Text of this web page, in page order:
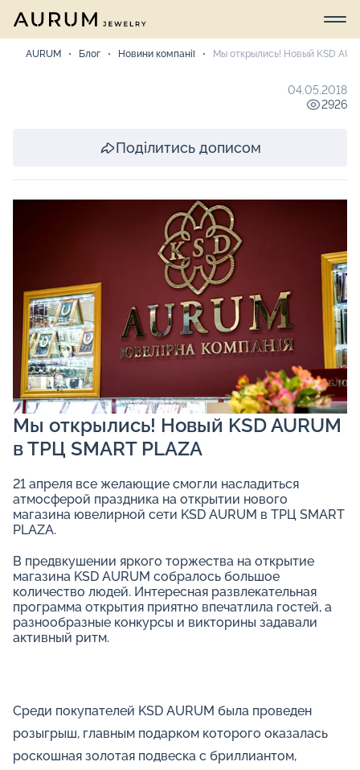
AURUM Блог Новини компанії Мы открылись! Новый KSD
Мы открылись! Новый KSD AURUM
в ТРЦ SMART PLAZA
21 апреля все желающие смогли насладиться
атмосферой праздника на открытии нового
магазина ювелирной сети KSD AURUM в ТРЦ SMART
PLAZA.
В предвкушении яркого торжества на открытие
магазина KSD AURUM собралось большое
количество людей. Интересная развлекательная
программа открытия приятно впечатлила гостей, а
разнообразные конкурсы и викторины задавали
активный ритм.
Среди покупателей KSD AURUM была проведен
розыгрыш, главным подарком которого оказалась
роскошная золотая подвеска с бриллиантом,
04.05.2018
2926
Поділитись дописом